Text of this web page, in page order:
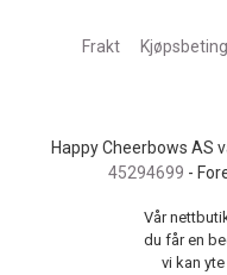
Frakt
Happy Cheerbows AS
45294699 -
Vår
du får en
vi kan